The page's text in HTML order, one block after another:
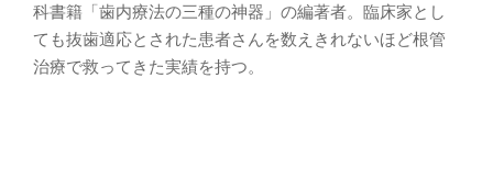
科書籍「歯内療法の三種の神器」の編著者。臨床家とし
ても抜歯適応とされた患者さんを数えきれないほど根管
治療で救ってきた実績を持つ。